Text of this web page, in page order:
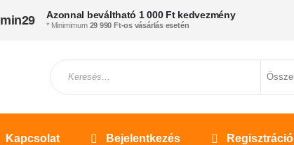
min29 Azonnal beváltható 1 000 Ft kedvezmény
* Minimimum 29 990 Ft-os vásárlás esetén
Kapcsolat Bejelentkezés Regisztráció